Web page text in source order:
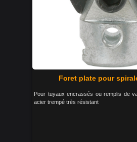
Foret plate pour
Pour tuyaux encrassés ou remplis de
acier trempé très résistant